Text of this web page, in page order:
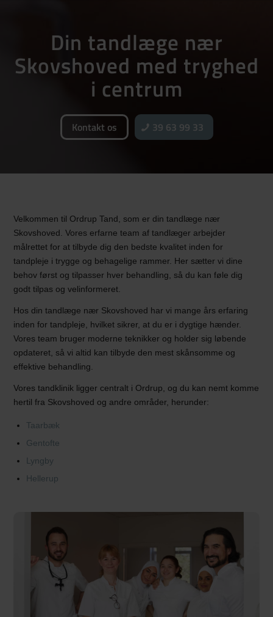
Din tandlæge nær
Skovshoved med tryghed
i centrum
Kontakt os 39 63 99 33
Velkommen til Ordrup Tand, som er din tandlæge nær
Skovshoved. Vores erfarne team af tandlæger arbejder
målrettet for at tilbyde dig den bedste kvalitet inden for
tandpleje i trygge og behagelige rammer. Her sætter vi dine
behov først og tilpasser hver behandling, så du kan føle dig
godt tilpas og velinformeret.
Hos din tandlæge nær Skovshoved har vi mange års erfaring
inden for tandpleje, hvilket sikrer, at du er i dygtige hænder.
Vores team bruger moderne teknikker og holder sig løbende
opdateret, så vi altid kan tilbyde den mest skånsomme og
effektive behandling.
Vores tandklinik ligger centralt i Ordrup, og du kan nemt komme
hertil fra Skovshoved og andre områder, herunder:
Taarbæk
Gentofte
Lyngby
Hellerup